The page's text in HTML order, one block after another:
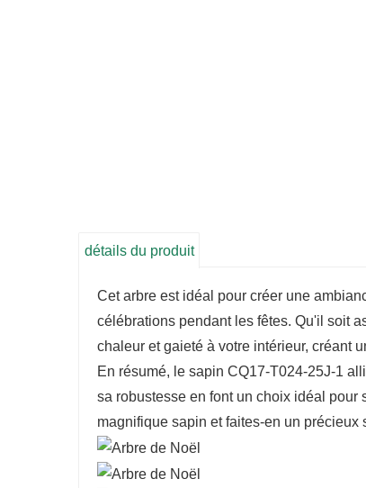
détails du produit
Cet arbre est idéal pour créer une
célébrations pendant les fêtes. Qu'il soit
chaleur et gaieté à votre intérieur, créant
En résumé, le sapin CQ17-T024-25J-1
sa robustesse en font un choix idéal
magnifique sapin et faites-en un précieux